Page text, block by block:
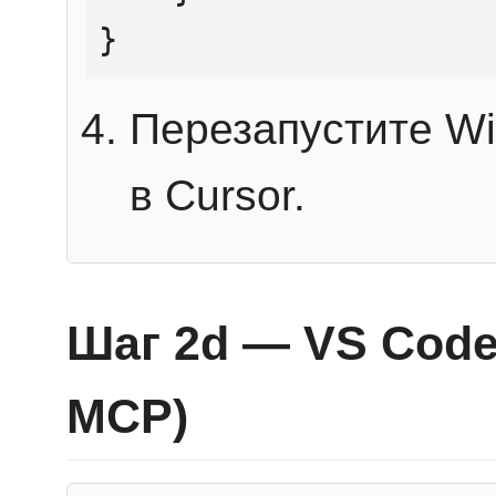
}
Перезапустите
в Cursor.
Шаг 2d — VS
MCP)